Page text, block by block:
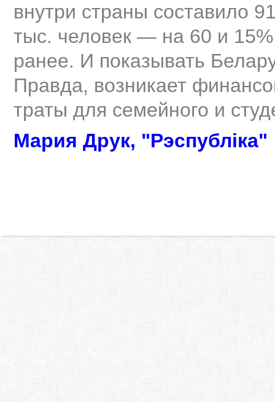
внутри страны составило
тыс. человек — на 60 и
ранее. И показывать
Правда, возникает
траты для семейного и
Мария Друк, "Рэспубліка"